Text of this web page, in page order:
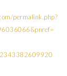
permalink.php?